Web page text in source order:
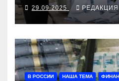
29.09.2025 РЕДАКЦИЯ
В РОССИИ НАША ТЕМА